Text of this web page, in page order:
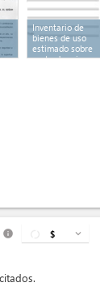
Inventario de
bienes de uso
estimado sobre
costo de origen
info $ expand_more